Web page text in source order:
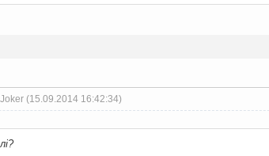
(15.09.2014 16:42:34)